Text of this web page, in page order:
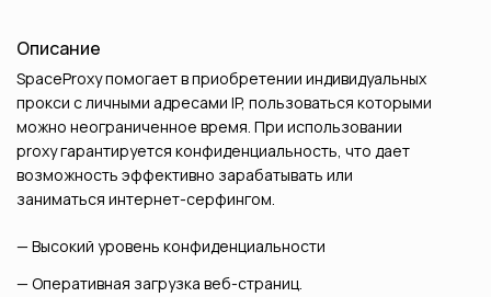
Описание
SpaceProxy помогает в приобретении индивидуальных
прокси с личными адресами IP, пользоваться которыми
можно неограниченное время. При использовании
proxy гарантируется конфиденциальность, что дает
возможность эффективно зарабатывать или
заниматься интернет-серфингом.
Высокий уровень конфиденциальности
Оперативная загрузка веб-страниц.